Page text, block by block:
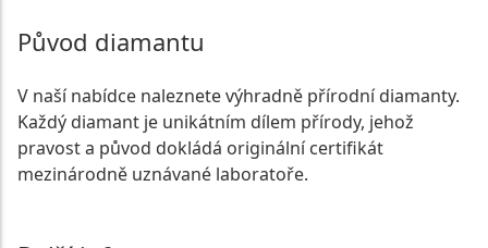
Původ diamantu
V naší nabídce naleznete výhradně přírodní diamanty.
Každý diamant je unikátním dílem přírody, jehož
pravost a původ dokládá originální certifikát
mezinárodně uznávané laboratoře.